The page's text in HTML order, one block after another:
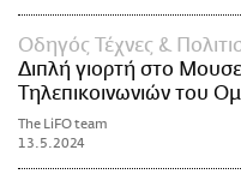
Οδηγός Τέχνες &
Διπλή γιορτή στο
Τηλεπικοινωνιών του
The LiFO team
13.5.2024